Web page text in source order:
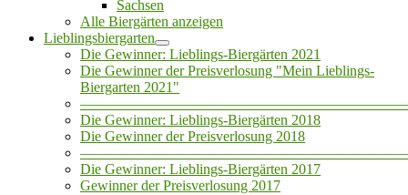
Sachsen
Alle Biergärten anzeigen
Lieblingsbiergarten
Die Gewinner: Lieblings-Biergärten 2021
Die Gewinner der Preisverlosung "Mein Lieblings-
Biergarten 2021"
Die Gewinner: Lieblings-Biergärten 2018
Die Gewinner der Preisverlosung 2018
Die Gewinner: Lieblings-Biergärten 2017
Gewinner der Preisverlosung 2017